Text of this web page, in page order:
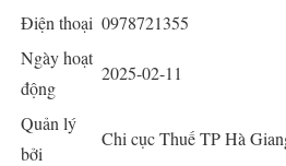
Điện thoại 0978721355
Ngày hoạt
động
2025-02-11
Quản lý
bởi
Chi cục Thuế TP Hà